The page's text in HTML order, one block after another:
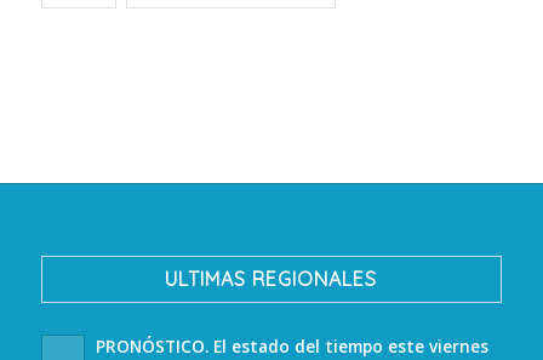
ULTIMAS REGIONALES
PRONÓSTICO. El estado del tiempo este viernes